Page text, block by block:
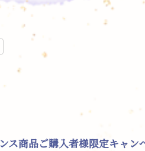
ス商品ご購入者様限定キャ